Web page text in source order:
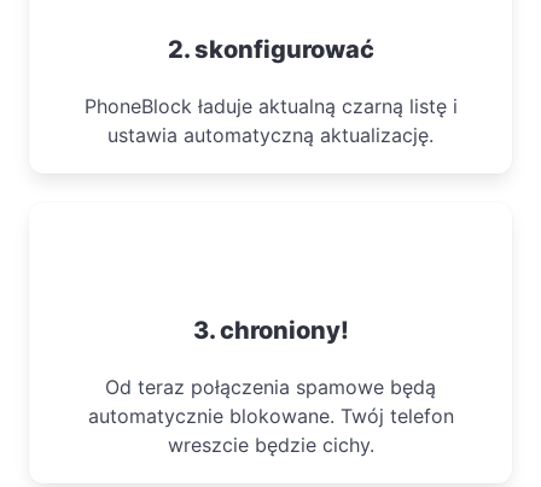
2. skonfigurować
PhoneBlock ładuje aktualną czarną listę i
ustawia automatyczną aktualizację.
3. chroniony!
Od teraz połączenia spamowe będą
automatycznie blokowane. Twój telefon
wreszcie będzie cichy.